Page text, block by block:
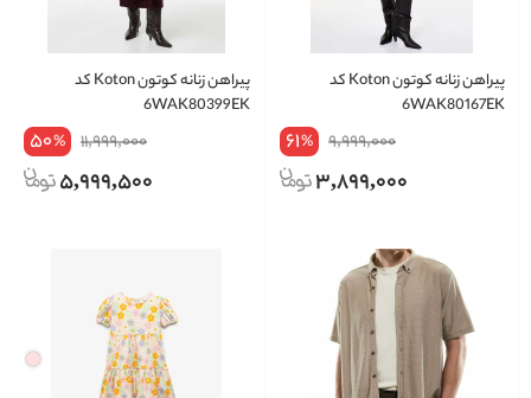
پیراهن زنانه کوتون Koton کد
6WAK80167EK
9,999,000
61%
3,899,000
پیراهن زنانه کوتون Koton کد
6WAK80399EK
11,999,000
50%
5,999,500